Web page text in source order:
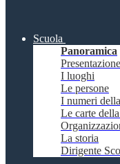
Scuola
Panoramica
Presentazione
I luoghi
Le persone
I numeri
Le carte
La storia
Dirigente